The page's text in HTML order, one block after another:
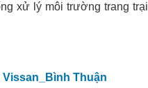
xử lý môi trường trang trại
Thuận